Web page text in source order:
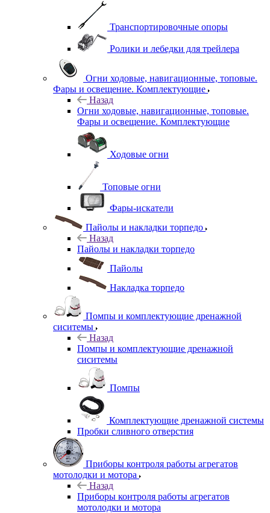
Транспортировочные опоры
Ролики и лебедки для трейлера
Огни ходовые, навигационные, топовые.
Фары и освещение. Комплектующие
Назад
Огни ходовые, навигационные, топовые.
Фары и освещение. Комплектующие
Ходовые огни
Топовые огни
Фары-искатели
Пайолы и накладки торпедо
Назад
Пайолы и накладки торпедо
Пайолы
Накладка торпедо
Помпы и комплектующие дренажной
сиситемы
Назад
Помпы и комплектующие дренажной
сиситемы
Помпы
Комплектующие дренажной системы
Пробки сливного отверстия
Приборы контроля работы агрегатов
мотолодки и мотора
Назад
Приборы контроля работы агрегатов
мотолодки и мотора